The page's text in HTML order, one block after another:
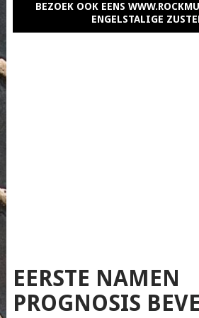
BEZOEK OOK EENS
ENGELSTALIGE
EERSTE NAMEN
PROGNOSIS